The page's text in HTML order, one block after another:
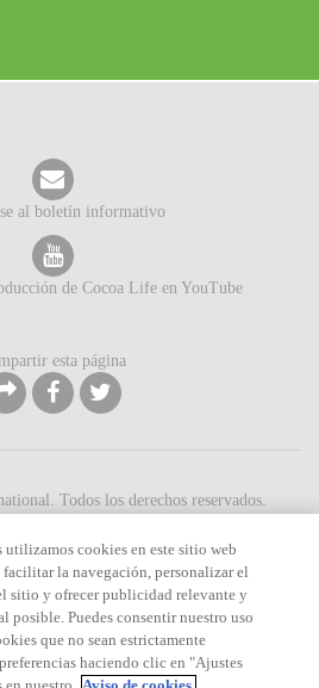
al boletín informativo
de Cocoa Life en YouTube
esta página
Todos los derechos reservados.
Política de cookies
utilizamos cookies en este sitio web
la navegación, personalizar el
sitio y ofrecer publicidad relevante y
posible. Puedes consentir nuestro uso
que no sean estrictamente
haciendo clic en "Ajustes